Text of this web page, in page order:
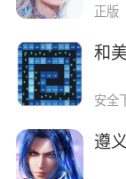
正版
和
安全
遵